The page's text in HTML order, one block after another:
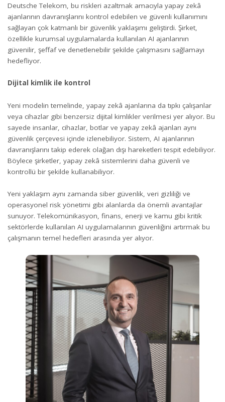
Deutsche Telekom, bu riskleri azaltmak amacıyla yapay zekâ
ajanlarının davranışlarını kontrol edebilen ve güvenli kullanımını
sağlayan çok katmanlı bir güvenlik yaklaşımı geliştirdi. Şirket,
özellikle kurumsal uygulamalarda kullanılan AI ajanlarının
güvenilir, şeffaf ve denetlenebilir şekilde çalışmasını sağlamayı
hedefliyor.
Dijital kimlik ile kontrol
Yeni modelin temelinde, yapay zekâ ajanlarına da tıpkı çalışanlar
veya cihazlar gibi benzersiz dijital kimlikler verilmesi yer alıyor. Bu
sayede insanlar, cihazlar, botlar ve yapay zekâ ajanları aynı
güvenlik çerçevesi içinde izlenebiliyor. Sistem, AI ajanlarının
davranışlarını takip ederek olağan dışı hareketleri tespit edebiliyor.
Böylece şirketler, yapay zekâ sistemlerini daha güvenli ve
kontrollü bir şekilde kullanabiliyor.
Yeni yaklaşım aynı zamanda siber güvenlik, veri gizliliği ve
operasyonel risk yönetimi gibi alanlarda da önemli avantajlar
sunuyor. Telekomünikasyon, finans, enerji ve kamu gibi kritik
sektörlerde kullanılan AI uygulamalarının güvenliğini artırmak bu
çalışmanın temel hedefleri arasında yer alıyor.